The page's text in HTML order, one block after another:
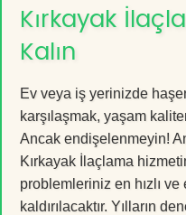
Kırkayak
Kalın
Ev veya iş yerinizde
karşılaşmak, yaşam
Ancak endişelenmeyin!
Kırkayak İlaçlama
problemleriniz en hızlı
kaldırılacaktır. Yılların